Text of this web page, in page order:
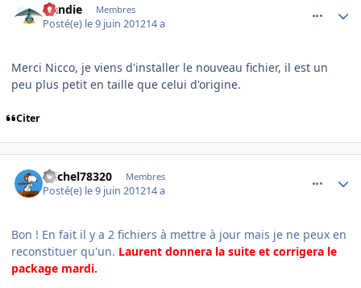
Handie Membres
Posté(e) le 9 juin 201214 a
Merci Nicco, je viens d'installer le nouveau fichier, il est un
peu plus petit en taille que celui d'origine.
Citer
michel78320 Membres
Posté(e) le 9 juin 201214 a
Bon ! En fait il y a 2 fichiers à mettre à jour mais je ne peux en
reconstituer qu'un. Laurent donnera la suite et corrigera le
package mardi.